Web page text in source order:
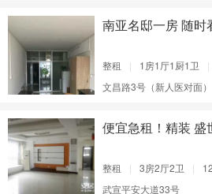
南亚名邸一房 随时
整租 | 1房1厅1厨1卫 |
文昌路3号（新人医对面）
便宜急租！精装 盛
整租 | 3房2厅2卫 |
武宣平安大道33号